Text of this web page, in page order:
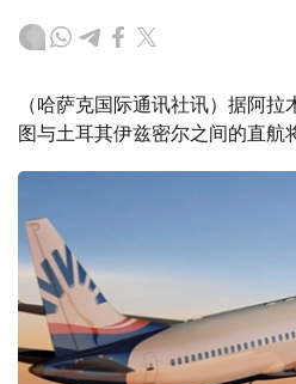
（哈萨克国际通讯社讯）据阿
图与土耳其伊兹密尔之间的直航